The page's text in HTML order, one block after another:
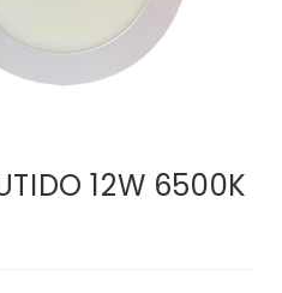
12W 6500K